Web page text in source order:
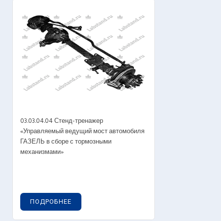
03.03.04.04 Стенд-тренажер
«Управляемый ведущий мост автомобиля
ГАЗЕЛЬ в сборе с тормозными
механизмами»
ПОДРОБНЕЕ